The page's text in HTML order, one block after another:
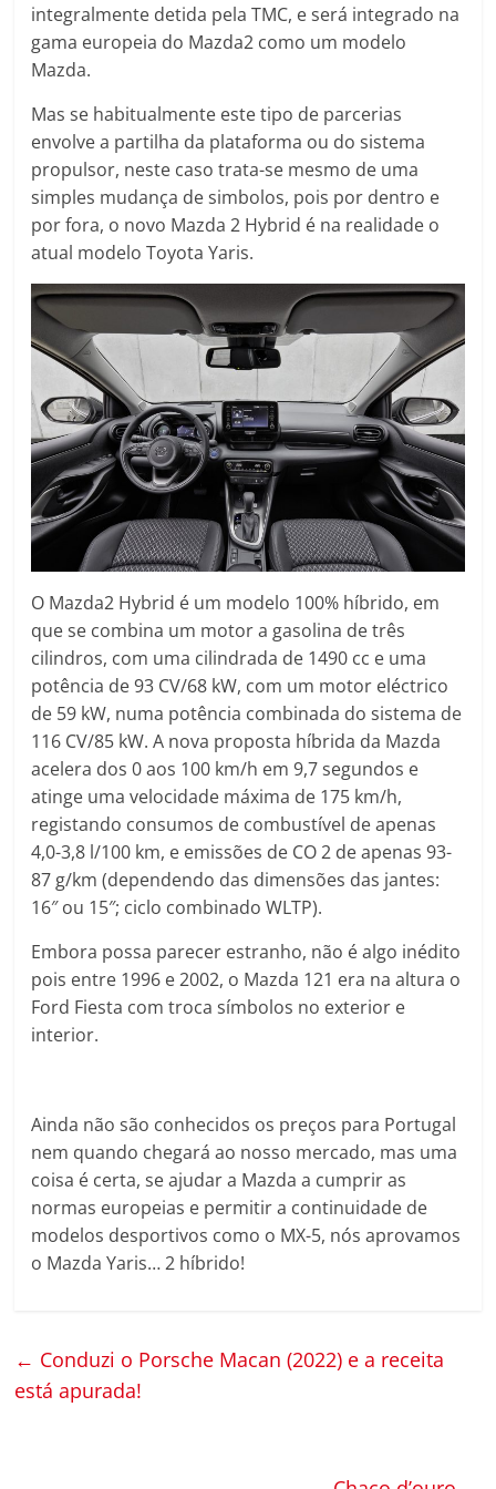
integralmente detida pela TMC, e será integrado na
gama europeia do Mazda2 como um modelo
Mazda.
Mas se habitualmente este tipo de parcerias
envolve a partilha da plataforma ou do sistema
propulsor, neste caso trata-se mesmo de uma
simples mudança de simbolos, pois por dentro e
por fora, o novo Mazda 2 Hybrid é na realidade o
atual modelo Toyota Yaris.
O Mazda2 Hybrid é um modelo 100% híbrido, em
que se combina um motor a gasolina de três
cilindros, com uma cilindrada de 1490 cc e uma
potência de 93 CV/68 kW, com um motor eléctrico
de 59 kW, numa potência combinada do sistema de
116 CV/85 kW. A nova proposta híbrida da Mazda
acelera dos 0 aos 100 km/h em 9,7 segundos e
atinge uma velocidade máxima de 175 km/h,
registando consumos de combustível de apenas
4,0-3,8 l/100 km, e emissões de CO 2 de apenas 93-
87 g/km (dependendo das dimensões das jantes:
16″ ou 15″; ciclo combinado WLTP).
Embora possa parecer estranho, não é algo inédito
pois entre 1996 e 2002, o Mazda 121 era na altura o
Ford Fiesta com troca símbolos no exterior e
interior.
Ainda não são conhecidos os preços para Portugal
nem quando chegará ao nosso mercado, mas uma
coisa é certa, se ajudar a Mazda a cumprir as
normas europeias e permitir a continuidade de
modelos desportivos como o MX-5, nós aprovamos
o Mazda Yaris… 2 híbrido!
← Conduzi o Porsche Macan (2022) e a receita
está apurada!